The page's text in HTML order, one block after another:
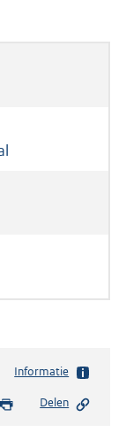
Informatie
Delen